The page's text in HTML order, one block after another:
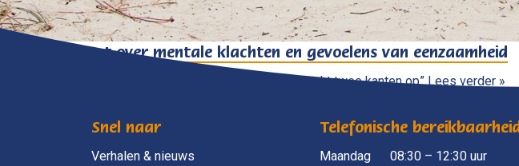
Kom in contact over mentale klachten en gevoelens van eenzaamheid
“Je eenzaam voelen en mentale klachten hebben, het werkt twee kanten op”Lees verder »
Snel naar
Verhalen & nieuws
Telefonische bereikbaarheid
Maandag
​ 08:30 – 12:30 uur